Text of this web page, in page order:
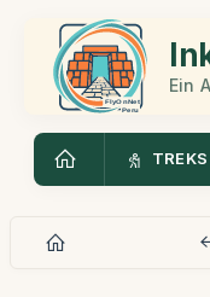
Ein
TREKS